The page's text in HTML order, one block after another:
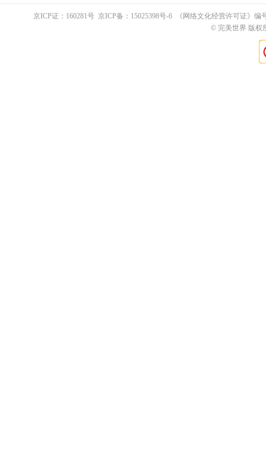
京ICP证： 160281号 京ICP备： 15025398号-6 《网络文化经营许可证》编
© 完美世界 版权